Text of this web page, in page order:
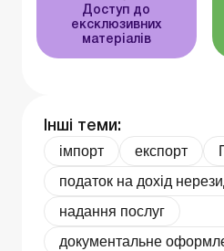
Доступ до
ексклюзивних
матеріалів
Інші теми:
імпорт експорт
податок на дохід
надання послуг
документальне